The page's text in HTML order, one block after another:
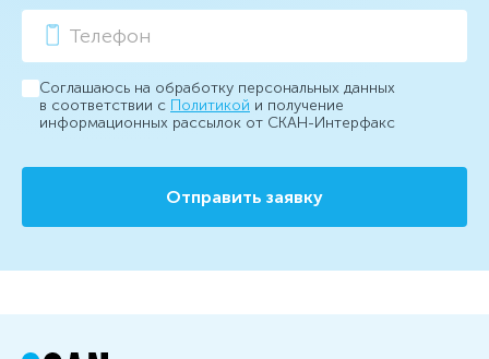
Соглашаюсь на обработку персональных данных
в соответствии с Политикой и получение
информационных рассылок от СКАН-Интерфакс
Отправить заявку